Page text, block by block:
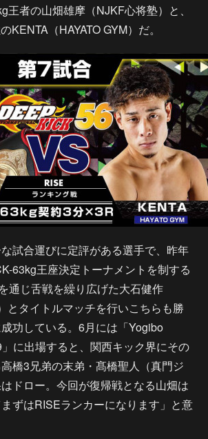
者の山畑雄摩（NJKF心将塾）と、
KENTA（HAYATO GYM）だ。
試合運びに定評がある選手で、昨年
63kg王座決定トーナメントを制する
通じ舌戦を繰り広げた大石健作
とタイトルマッチを行いこちらも勝
功している。6月には「Yogibo
に出場すると、関西キック界にその
橋3兄弟の末弟・髙橋聖人（真門ジ
ドロー。今回が復帰戦となる山畑は
まずはRISEランカーになります」と意